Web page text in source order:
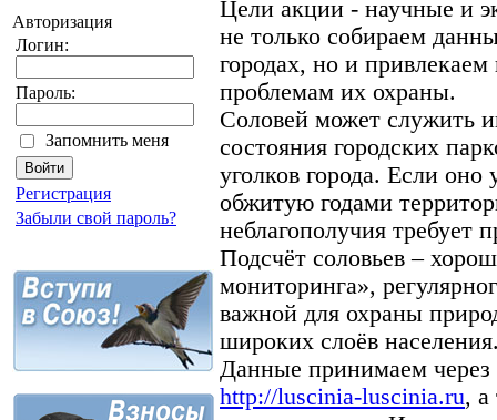
Авторизация
Логин:
Пароль:
Запомнить меня
Регистрация
Забыли свой пароль?
Цели акции - научные и
не только собираем
городах, но и
проблемам их охраны.
Соловей может служить
состояния городских
уголков города. Если
обжитую годами
неблагополучия требует
Подсчёт соловьев –
мониторинга»,
важной для охраны
широких слоёв
Данные принимаем через
http://luscinia-luscinia.ru, а